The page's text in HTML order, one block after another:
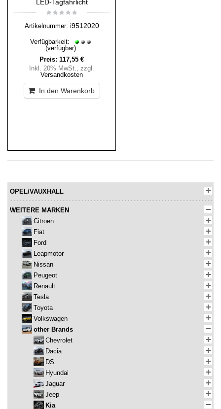
LED-Tagfahrlicht
Artikelnummer: i9512020
Verfügbarkeit:
(verfügbar)
Preis: 117,55 €
Inkl. 20% MwSt., zzgl.
Versandkosten
In den Warenkorb
OPEL/VAUXHALL
WEITERE MARKEN
Citroen
Fiat
Ford
Leapmotor
Nissan
Peugeot
Renault
Tesla
Toyota
Volkswagen
other Brands
Chevrolet
Dacia
DS
Hyundai
Jaguar
Jeep
Kia